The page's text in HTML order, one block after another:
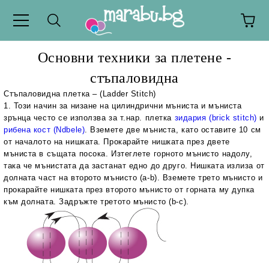
Основни техники за плетене -
стъпаловидна
Стъпаловидна плетка – ( LadderStitch)
1. Този начин за низане на цилиндрични мъниста и мъниста
зрънца често се използва за т.нар. плетка зидария ( brick stitch) и
рибена кост (Ndbele). Вземете две мъниста, като оставите 10 см
от началото на нишката. Прокарайте нишката през двете
мъниста в същата посока. Изтеглете горното мънисто надолу,
така че мънистата да застанат едно до друго. Нишката излиза от
долната част на второто мънисто (a- b). Вземете трето мънисто и
прокарайте нишката през второто мънисто от горната му дупка
към долната. Задръжте третото мънисто ( b-c).